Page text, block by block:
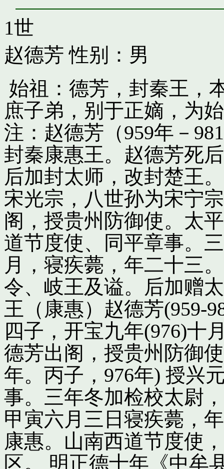
1世
赵德芳 性别：男
始祖：德芳，封秦王，
庶子弟，别于正嫡，为
注：赵德芳（959年－
封秦康惠王。赵德芳死
后加封太师，改封楚王
宋光宗，八世孙为宋宁
阁，授贵州防御使。太
道节度使、同平章事。
月，寝疾薨，年二十三
令、岐王及谥。后加赠
王（康惠）赵德芳(959-
四子，开宝九年(976)十
德芳出阁，授贵州防御
年。丙子，976年) 授兴
事。三年冬加检校太尉
甲寅六月三日寝疾薨，
康惠。山南西道节度使
区。 明正德十年《中牟